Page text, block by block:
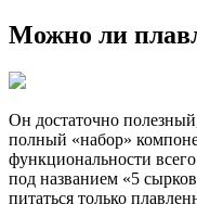
Можно ли
Он достаточно
полный «набор»
функциональности
под названием «5
питаться только